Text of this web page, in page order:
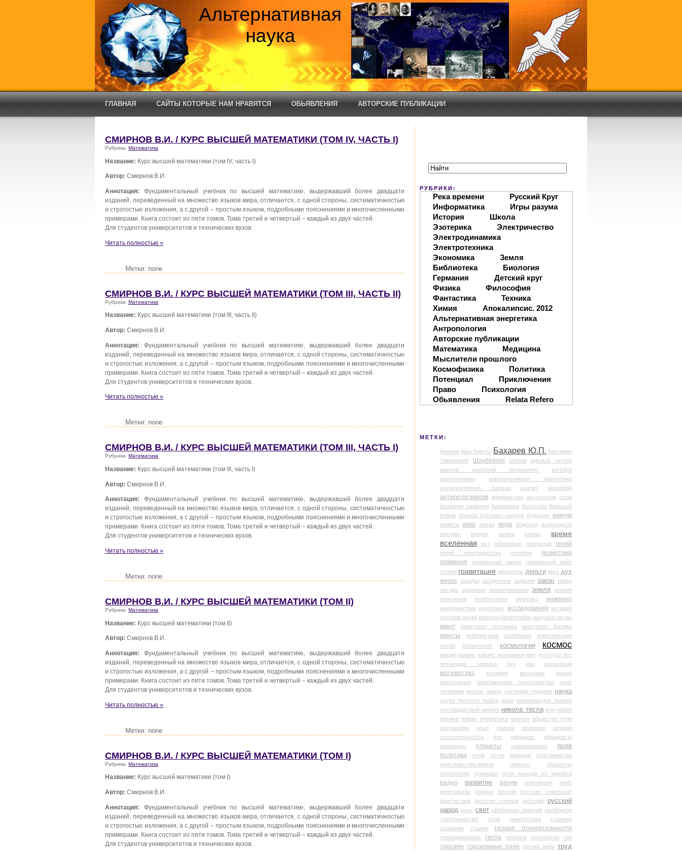
Альтернативная
наука
ГЛАВНАЯ САЙТЫ КОТОРЫЕ НАМ НРАВЯТСЯ ОБЬЯВЛЕНИЯ АВТОРСКИЕ ПУБЛИКАЦИИ
СМИРНОВ В.И. / КУРС ВЫСШЕЙ МАТЕМАТИКИ (ТОМ IV, ЧАСТЬ I)
Рубрика: Математика
Название: Курс высшей математики (том IV, часть I)
Автор: Смирнов В.И.
Аннотация: Фундаментальный учебник по высшей математике, выдержавший более двадцати
изданий, переведенный на множество языков мира, отличается, с одной стороны, систематичностью
и строгостью изложения, а с другой – простым языком, подробными пояснениями и многочисленными
примерами. Книга состоит из пяти томов. Тома третий и четвертый – каждый из двух частей.
Для студентов университетов и технических вузов.
Читать полностью »
Метки: none
СМИРНОВ В.И. / КУРС ВЫСШЕЙ МАТЕМАТИКИ (ТОМ III, ЧАСТЬ II)
Рубрика: Математика
Название: Курс высшей математики (том III, часть II)
Автор: Смирнов В.И.
Аннотация: Фундаментальный учебник по высшей математике, выдержавший более двадцати
изданий, переведенный на множество языков мира, отличается, с одной стороны, систематичностью
и строгостью изложения, а с другой – простым языком, подробными пояснениями и многочисленными
примерами. Книга состоит из пяти томов. Тома третий и четвертый – каждый из двух частей.
Для студентов университетов и технических вузов.
Читать полностью »
Метки: none
СМИРНОВ В.И. / КУРС ВЫСШЕЙ МАТЕМАТИКИ (ТОМ III, ЧАСТЬ I)
Рубрика: Математика
Название: Курс высшей математики (том III, часть I)
Автор: Смирнов В.И.
Аннотация: Фундаментальный учебник по высшей математике, выдержавший более двадцати
изданий, переведенный на множество языков мира, отличается, с одной стороны, систематичностью
и строгостью изложения, а с другой – простым языком, подробными пояснениями и многочисленными
примерами. Книга состоит из пяти томов. Тома третий и четвертый – каждый из двух частей.
Для студентов университетов и технических вузов.
Читать полностью »
Метки: none
СМИРНОВ В.И. / КУРС ВЫСШЕЙ МАТЕМАТИКИ (ТОМ II)
Рубрика: Математика
Название: Курс высшей математики (том II)
Автор: Смирнов В.И.
Аннотация: Фундаментальный учебник по высшей математике, выдержавший более двадцати
изданий, переведенный на множество языков мира, отличается, с одной стороны, систематичностью
и строгостью изложения, а с другой – простым языком, подробными пояснениями и многочисленными
примерами. Книга состоит из пяти томов. Тома третий и четвертый – каждый из двух частей.
Для студентов университетов и технических вузов.
Читать полностью »
Метки: none
СМИРНОВ В.И. / КУРС ВЫСШЕЙ МАТЕМАТИКИ (ТОМ I)
Рубрика: Математика
Название: Курс высшей математики (том I)
Автор: Смирнов В.И.
Аннотация: Фундаментальный учебник по высшей математике, выдержавший более двадцати
изданий, переведенный на множество языков мира, отличается, с одной стороны, систематичностью
и строгостью изложения, а с другой – простым языком, подробными пояснениями и многочисленными
примерами. Книга состоит из пяти томов. Тома третий и четвертый – каждый из двух частей.
Для студентов университетов и технических вузов.
РУБРИКИ:
Река времени
Русский Круг
Информатика
Игры разума
История
Школа
Эзотерика
Электричество
Электродинамика
Электротехника
Экономика
Земля
Библиотека
Биология
Германия
Детский круг
Физика
Философия
Фантастика
Техника
Химия
Апокалипсис. 2012
Альтернативная энергетика
Антропология
Авторские публикации
Математика
Медицина
Мыслители прошлого
Космофизика
Политика
Потенциал
Приключения
Право
Психология
Обьявления
Relata Refero
МЕТКИ:
Акимов Аюр Кирусс Бахарев Ю.П. Кастерин
Тимирязев
Шаубергер Шипов
адольф гитлер
акимов анатолий евгеньевич
алгебра
альтернатива
альтернативная энергетика
альтернативная энергия
анализ аненербе
антирелятивизм арифметика археология атом
биология развития биофизика богатство большой
взрыв
борьба русского народа будущее вакуум
валюта века вихри вода водород
водородное
топливо
воздух война волны
время
вселенная
вуз гейзенберг генератор гений
гений электричества геология
геометрия
германия
германский народ
германский рейх
гитлер гравитация двигатель деньги диск дух
жизнь загадки загадочное задания закон заряд
звезды
здоровье землетрясения земля
знания
излучение
изобретения импульс инженер
инопланетяне интеллект исследования история
история науки капитал катастрофы катушка теслы
квант квантовая механика квантовая физика
кванты кибернетика колебания
комплексные
числа
космогония космология космос
кредит кризис кризис экономики круг культура лес
летающие тарелки
луч маг магнетизм
математика материя механика
микро
мироздание
многомерные пространства
мозг
человека мысль народ наследие предков наука
наука третьего рейха наци
неархимедов анализ
нестандартный анализ никола тесла нло новая
физика новая энергетика ньютон общество туле
оккультизм
опыт оратор организм
оружие
относительность
ото парадокс
парадоксы
пирамиды
планеты планирование
поле
политика
поля поток природа
пространство
пространство-время
процент
проценты
психология
пуанкаре пути выхода из кризиса
радио развитие разум революция
рейх
релятивизм
родина россия
русская советская
фантастика
русские ученые русский
русский
народ русь свет свободная энергия свободное
электричество
сила синергетика
славяне
сознание
сталин теория относительности
термодинамика тесла техника технология тор
торсион торсионные поля третий рейх труд